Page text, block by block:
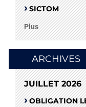
SICTOM
Plus
ARCHIVES
JUILLET 2026
OBLIGATION